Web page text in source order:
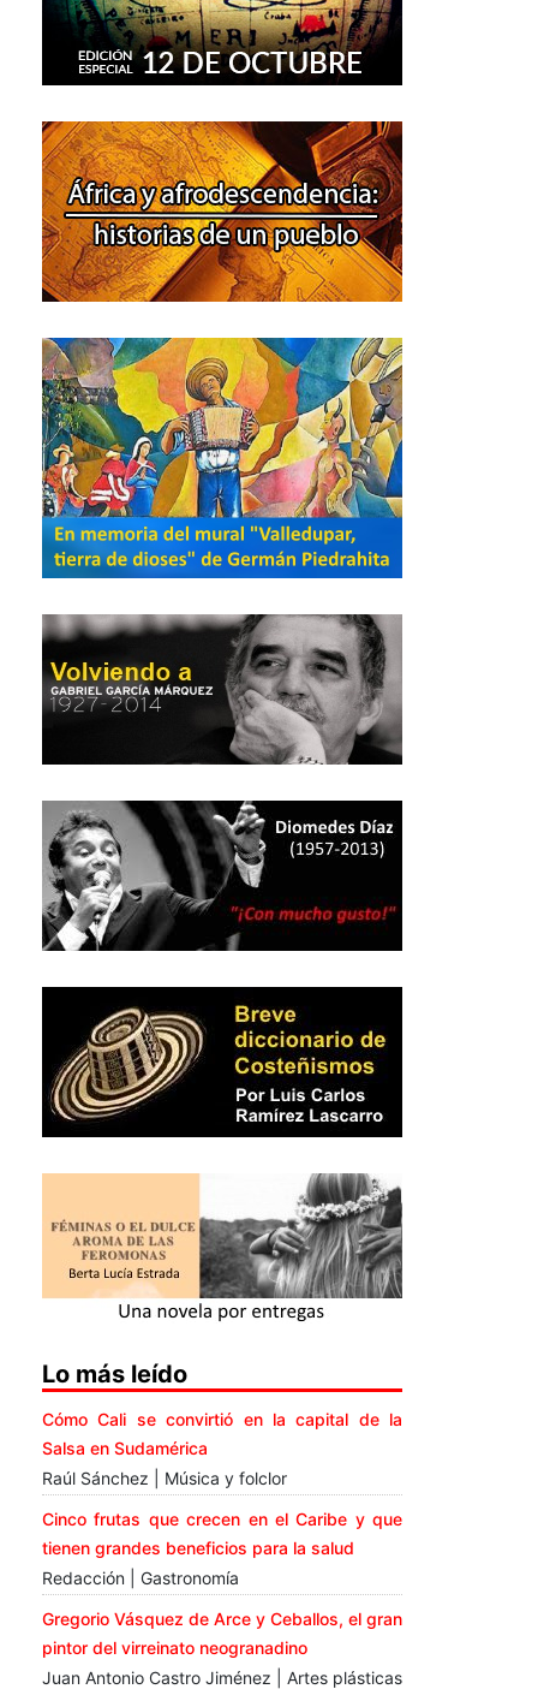
Lo más leído
Cómo Cali se convirtió en la capital de la
Salsa en Sudamérica
Raúl Sánchez | Música y folclor
Cinco frutas que crecen en el Caribe y que
tienen grandes beneficios para la salud
Redacción | Gastronomía
Gregorio Vásquez de Arce y Ceballos, el gran
pintor del virreinato neogranadino
Juan Antonio Castro Jiménez | Artes plásticas